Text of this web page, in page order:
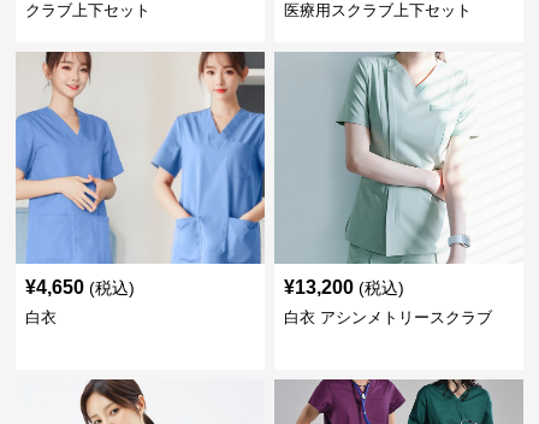
クラブ上下セット
医療用スクラブ上下セット
¥4,650 (税込)
白衣
¥13,200 (税込)
白衣 アシンメトリースクラブ